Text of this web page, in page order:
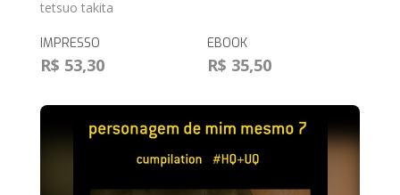
tetsuo takita
IMPRESSO
R$ 53,30
EBOOK
R$ 35,50